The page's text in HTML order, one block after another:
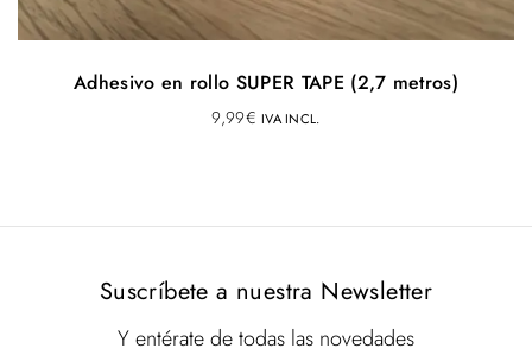
Adhesivo en rollo SUPER TAPE (2,7 metros)
9,99€ IVA INCL.
Suscríbete a nuestra Newsletter
Y entérate de todas las novedades